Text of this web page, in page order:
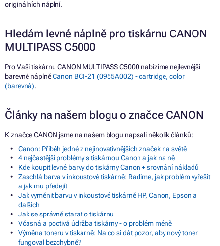
originálních náplní.
Hledám levné náplně pro tiskárnu CANON
MULTIPASS C5000
Pro Vaši tiskárnu CANON MULTIPASS C5000 nabízíme nejlevnější
barevné náplněCanon BCI-21 (0955A002) - cartridge, color
(barevná).
Články na našem blogu o značce CANON
K značce CANON jsme na našem blogu napsali několik článků:
Canon: Příběh jedné z nejinovativnějších značek na světě
4 nejčastější problémy s tiskárnou Canon a jak na ně
Kde koupit levné barvy do tiskárny Canon + srovnání nákladů
Zaschlá barva v inkoustové tiskárně: Radíme, jak problém vyřešit
a jak mu předejít
Jak vyměnit barvu v inkoustové tiskárně HP, Canon, Epson a
dalších
Jak se správně starat o tiskárnu
Včasná a poctivá údržba tiskárny - o problém méně
Výměna toneru v tiskárně: Na co si dát pozor, aby nový toner
fungoval bezchybně?